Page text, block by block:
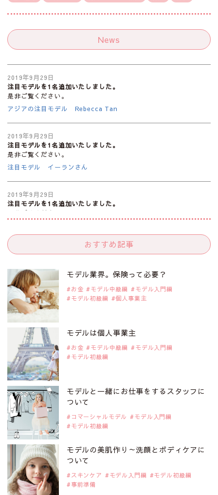
News
2019年9月29日
注目モデルを1名追加いたしました。
是非ご覧ください。
アジアの注目モデル Rebecca Tan
2019年9月29日
注目モデルを1名追加いたしました。
是非ご覧ください。
注目モデル イーランさん
2019年9月29日
注目モデルを1名追加いたしました。
是非ご覧ください。
2019年9月29日
是非ご覧ください。
注目モデル カーラ・デルヴィーニュ
2019年9月29日
是非ご覧ください。
注目モデル 松川 来海さん
2019年9月29日
注目モデルを1名追加いたしました。
是非ご覧ください。
注目モデル 中条あやみさん
2019年9月29日
注目モデルを1名追加いたしました。
是非ご覧ください。
注目モデル 水原佑果さん
2019年9月29日
おすすめ記事
モデル業界。保険って必要？
お金 モデル中級編
モデル入門編
モデル初級編
個人事業主
モデルは個人事業主
お金 モデル中級編
モデル入門編
モデル初級編
モデルと一緒にお仕事をするスタッフに
ついて
コマーシャルモデル
モデル入門編
モデル初級編
モデルの美肌作り～洗顔とボディケアに
ついて
スキンケア モデル入門編
モデル初級編
事前準備